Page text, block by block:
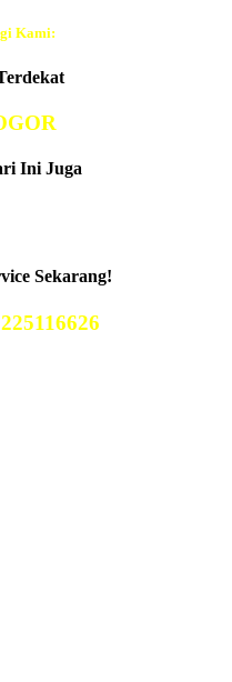
Kami:
Ini Juga
Sekarang!